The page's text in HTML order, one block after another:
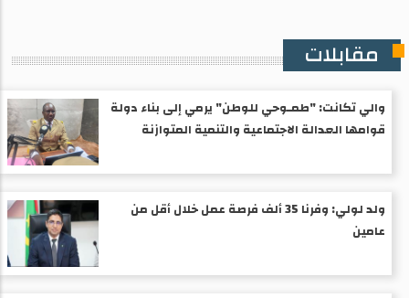
مقابلات
والي تكانت: "طمـوحي للوطن" يرمي إلى بناء دولة
قوامها العدالة الاجتماعية والتنمية المتوازنة
ولد لولي: وفرنا 35 ألف فرصة عمل خلال أقل من
عامين